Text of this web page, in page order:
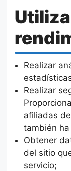
Realizar
Realizar
afiliadas
también
Obtener
del sitio
servicio;